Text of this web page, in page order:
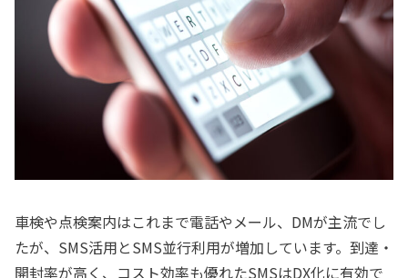
車検や点検案内はこれまで電話やメール、DMが主流でし
たが、SMS活用とSMS並行利用が増加しています。到達・
開封率が高く、コスト効率も優れたSMSはDX化に有効で